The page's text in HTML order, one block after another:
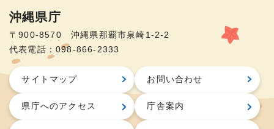
沖縄県庁
〒900-8570 沖縄県那覇市泉崎1-2-2
代表電話：098-866-2333
サイトマップ お問い合わせ
県庁へのアクセス 庁舎案内